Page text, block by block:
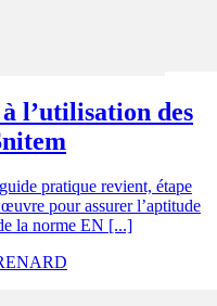
l’utilisation des
pratique revient, étape
pour assurer l’aptitude
la norme EN [...]